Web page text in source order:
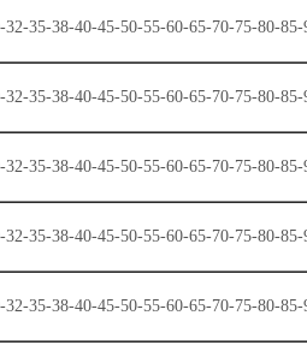
35-38-40-45-50-55-60-65-70-75-80-
35-38-40-45-50-55-60-65-70-75-80-
35-38-40-45-50-55-60-65-70-75-80-
35-38-40-45-50-55-60-65-70-75-80-
35-38-40-45-50-55-60-65-70-75-80-